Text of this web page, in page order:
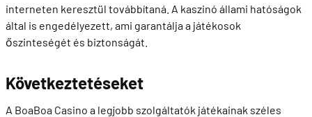
interneten keresztül továbbítaná. A kaszinó állami hatóságok
által is engedélyezett, ami garantálja a játékosok
őszinteségét és biztonságát.
Következtetéseket
A BoaBoa Casino a legjobb szolgáltatók játékainak széles